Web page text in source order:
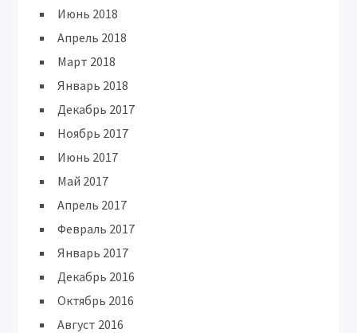
Июнь 2018
Апрель 2018
Март 2018
Январь 2018
Декабрь 2017
Ноябрь 2017
Июнь 2017
Май 2017
Апрель 2017
Февраль 2017
Январь 2017
Декабрь 2016
Октябрь 2016
Август 2016